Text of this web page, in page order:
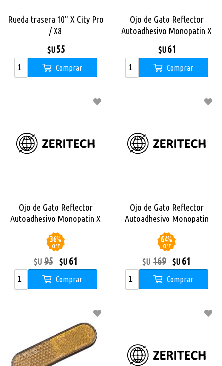
Rueda trasera 10" X City Pro
/ X8
$U 55
Comprar
Ojo de Gato Reflector
Autoadhesivo Monopatin X
$U 61
Comprar
Ojo de Gato Reflector
Autoadhesivo Monopatin X
City Pro
36%
OFF
$U 95 $U 61
Comprar
Ojo de Gato Reflector
Autoadhesivo Monopatin
Urban
64%
OFF
$U 169 $U 61
Comprar